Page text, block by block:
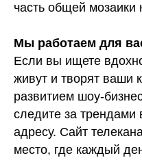
часть общей мозаики
Мы работаем для
Если вы ищете
живут и творят ваши
развитием шоу-
следите за
адресу. Сайт
место, где каждый